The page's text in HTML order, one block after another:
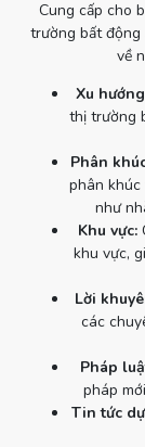
Cung cấp cho
trường bất động
về
Xu
thị trường
Phân
phân
như
Khu vực:
khu vực,
Lời
các
Pháp
pháp
Tin tức